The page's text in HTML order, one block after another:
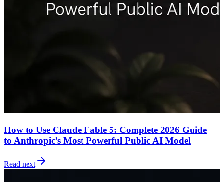
How to Use Claude Fable 5: Complete 2026 Guide
to Anthropic’s Most Powerful Public AI Model
Read next